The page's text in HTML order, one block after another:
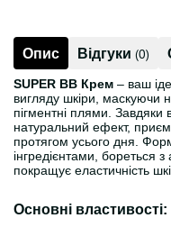
Опис Відгуки (0)
SUPER BB Крем – ваш
вигляду шкіри, маскуючи
пігментні плями.
натуральний ефект,
протягом усього дня.
інгредієнтами, бореться
покращує еластичність
Основні властивості: